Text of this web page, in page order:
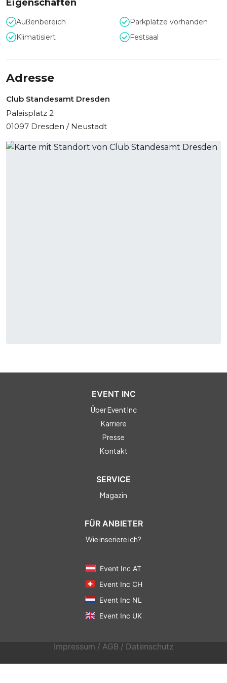
Eigenschaften
Außenbereich
Parkplätze vorhanden
Klimatisiert
Festsaal
Adresse
Club Standesamt Dresden
Palaisplatz 2
01097 Dresden / Neustadt
EVENT INC
Über Event Inc
Karriere
Presse
Kontakt
SERVICE
Magazin
FÜR ANBIETER
Wie inseriere ich?
Event Inc AT
Event Inc CH
Event Inc NL
Event Inc UK
Impressum / AGB / Datenschutz